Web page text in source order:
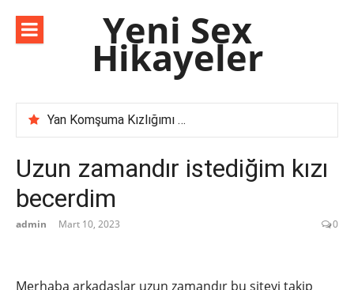
Yeni Sex
Hikayeler
Yan Komşuma Kızlığımı Bozdurdum – Cesur Hikaye
Komşu İlişkilerinde Şule Ablayı Kocasıyla Yaşadığımız Deneyimler
‘Evli Çift ile Yaşadığım Deneyimi Anlatıyorum | Unutulmaz Bir Anı’
Uzun zamandır istediğim kızı
becerdim
admin Mart 10, 2023 0
Merhaba arkadaşlar uzun zamandır bu siteyi takip